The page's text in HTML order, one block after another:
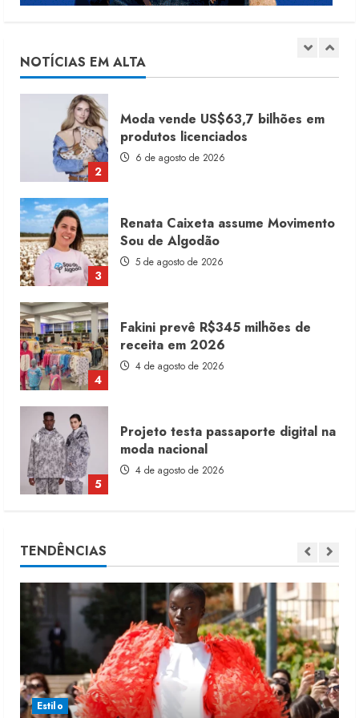
NOTÍCIAS EM ALTA
1
2
Moda vende US$63,7 bilhões em
produtos licenciados
6 de agosto de 2026
3
Renata Caixeta assume Movimento
Sou de Algodão
5 de agosto de 2026
4
Fakini prevê R$345 milhões de
receita em 2026
4 de agosto de 2026
5
Projeto testa passaporte digital na
moda nacional
4 de agosto de 2026
1
2
Moda vende US$63,7 bilhões em
produtos licenciados
6 de agosto de 2026
TENDÊNCIAS
Estilo